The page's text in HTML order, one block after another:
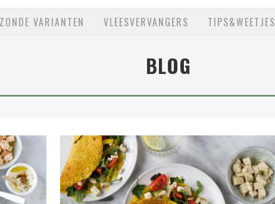
VARIANTEN VLEESVERVANGERS TIPS&WEETJES
BLOG